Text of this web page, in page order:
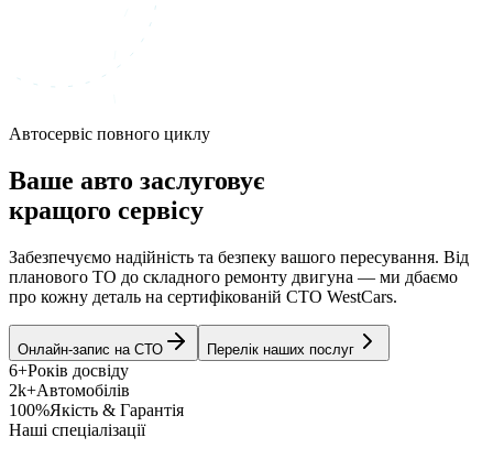
Автосервіс повного циклу
Ваше авто заслуговує
кращого сервісу
Забезпечуємо надійність та безпеку вашого пересування. Від
планового ТО до складного ремонту двигуна — ми дбаємо
про кожну деталь на сертифікованій СТО WestCars.
Онлайн-запис на СТО Перелік наших послуг
6+Років досвіду
2k+Автомобілів
100%Якість & Гарантія
Наші спеціалізації